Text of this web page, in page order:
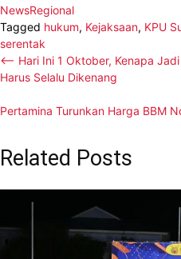
NewsRegional
Tagged hukum, Kejaksaan, KPU
serentak
Navigasi
⟵ Hari Ini 1 Oktober, Kenapa
Harus Selalu Dikenang
Pertamina Turunkan Harga BBM
Related Posts